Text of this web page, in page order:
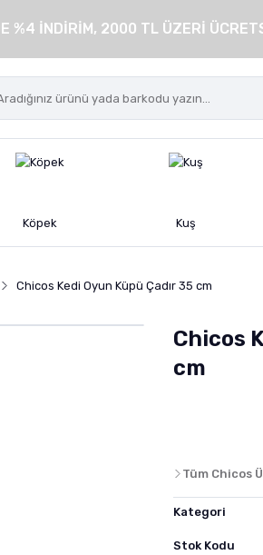
%4 İNDİRİM, 2000 TL ÜZERİ
Köpek Kuş
Chicos Kedi Oyun Küpü Çadır 35 cm
Chicos
cm
Tüm Chicos
Kategori
Stok Kodu